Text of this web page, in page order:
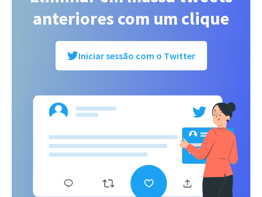
anteriores com um clique
Iniciar sessão com o Twitter